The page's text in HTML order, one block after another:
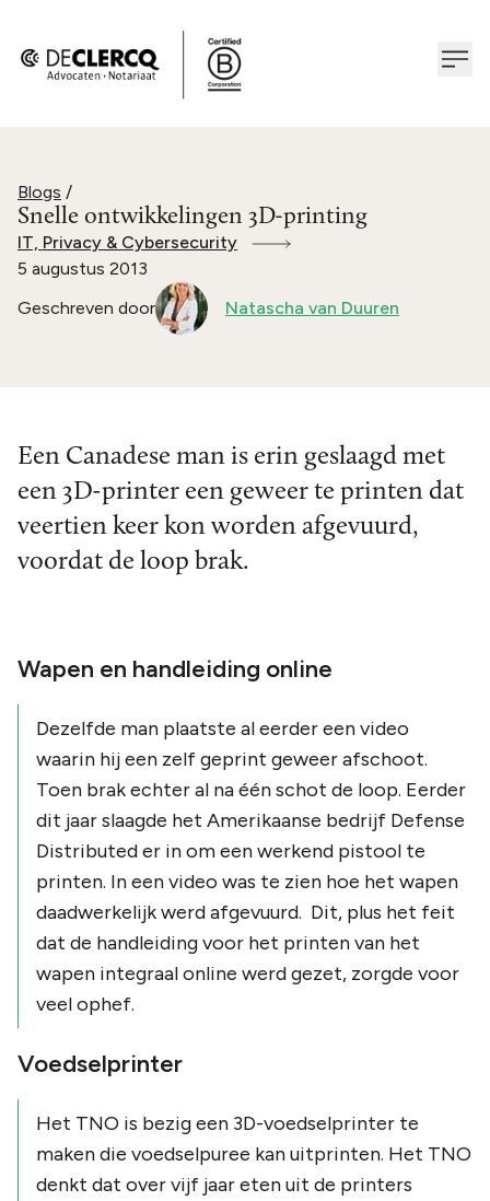
Blogs /
Snelle ontwikkelingen 3D-printing
IT, Privacy & Cybersecurity
5 augustus 2013
Geschreven door
Natascha van Duuren
Een Canadese man is erin geslaagd met
een 3D-printer een geweer te printen dat
veertien keer kon worden afgevuurd,
voordat de loop brak.
Wapen en handleiding online
Dezelfde man plaatste al eerder een video
waarin hij een zelf geprint geweer afschoot.
Toen brak echter al na één schot de loop. Eerder
dit jaar slaagde het Amerikaanse bedrijf Defense
Distributed er in om een werkend pistool te
printen. In een video was te zien hoe het wapen
daadwerkelijk werd afgevuurd. Dit, plus het feit
dat de handleiding voor het printen van het
wapen integraal online werd gezet, zorgde voor
veel ophef.
Voedselprinter
Het TNO is bezig een 3D-voedselprinter te
maken die voedselpuree kan uitprinten. Het TNO
denkt dat over vijf jaar eten uit de printers